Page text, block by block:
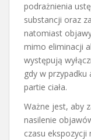
podrażnienia
substancji oraz
natomiast
mimo eliminacji
występują
gdy w
partie ciała.
Ważne jest, aby
nasilenie
czasu ekspozycji